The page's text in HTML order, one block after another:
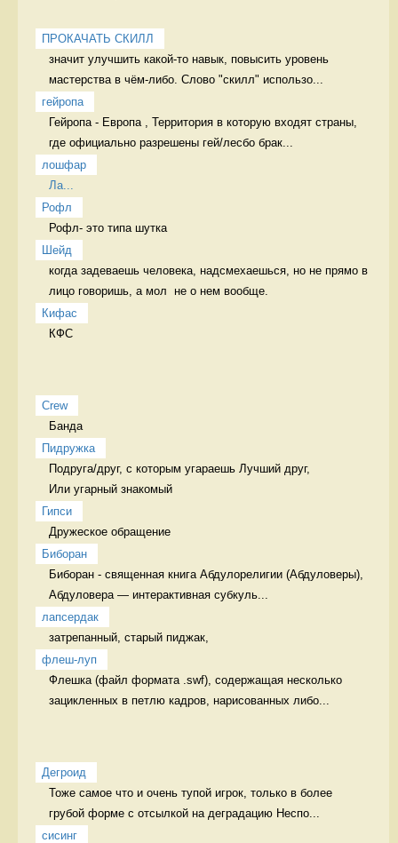
ПРОКАЧАТЬ СКИЛЛ
значит улучшить какой-то навык, повысить уровень
мастерства в чём-либо. Слово "скилл" использо...
гейропа
Гейропа - Европа , Территория в которую входят страны,
где официально разрешены гей/лесбо брак...
лошфар
Ла...
Рофл
Рофл- это типа шутка
Шейд
когда задеваешь человека, надсмехаешься, но не прямо в
лицо говоришь, а мол  не о нем вообще.
Кифас
КФС
Crew
Банда
Пидружка
Подруга/друг, с которым угараешь Лучший друг,
Или угарный знакомый
Гипси
Дружеское обращение
Биборан
Биборан - священная книга Абдулорелигии (Абдуловеры),
Абдуловера — интерактивная субкуль...
лапсердак
затрепанный, старый пиджак,
флеш-луп
Флешка (файл формата .swf), содержащая несколько
зацикленных в петлю кадров, нарисованных либо...
Дегроид
Тоже самое что и очень тупой игрок, только в более
грубой форме с отсылкой на деградацию Неспо...
сисинг